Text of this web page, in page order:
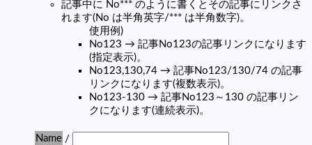
記事中に No*** のように書くとその記事にリンクさ
れます(No は半角英字/*** は半角数字)。
使用例)
No123 → 記事No123の記事リンクになります
(指定表示)。
No123,130,74 → 記事No123/130/74 の記事
リンクになります(複数表示)。
No123-130 → 記事No123～130 の記事リン
クになります(連続表示)。
Name /